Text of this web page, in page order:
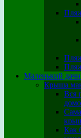
Маленький
Крыша
Вся
Как